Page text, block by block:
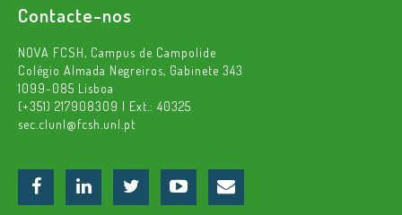
Contacte-nos
NOVA FCSH, Campus de Campolide
Colégio Almada Negreiros, Gabinete 343
1099-085 Lisboa
(+351) 217908309 | Ext.: 40325
sec.clunl@fcsh.unl.pt